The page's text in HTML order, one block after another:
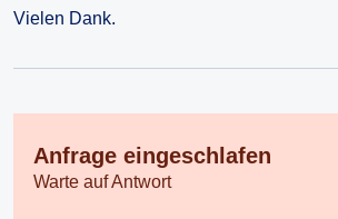
Vielen Dank.
Anfrage eingeschlafen
Warte auf Antwort